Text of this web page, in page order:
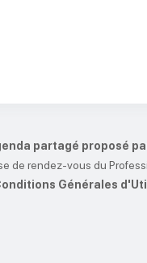
partagé proposé
de rendez-vous du
Générales